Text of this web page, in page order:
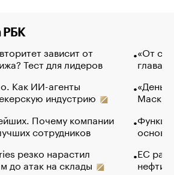
РБК
зависит от
Тест для лидеров
Как ИИ-агенты
индустрию
Почему компании
сотрудников
резко нарастил
до атак на склады
«От
глава
Маск в
основ
ЕС
нефти